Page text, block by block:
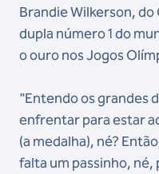
Brandie Wilkerson, do
dupla número 1 do
o ouro nos Jogos
"Entendo os grandes
enfrentar para estar
(a medalha), né?
falta um passinho, né,